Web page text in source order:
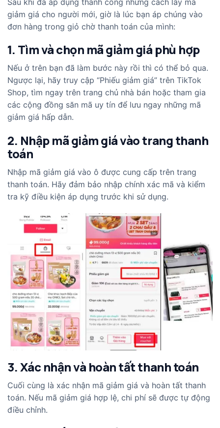
giảm giá cho người mới, giờ là lúc bạn áp chúng vào
đơn hàng trong giỏ chờ thanh toán của mình:
1. Tìm và chọn mã giảm giá phù hợp
Nếu ở trên bạn đã làm bước này rồi thì có thể bỏ qua.
Ngược lại, hãy truy cập “Phiếu giảm giá” trên TikTok
Shop, tìm ngay trên trang chủ nhà bán hoặc tham gia
các cộng đồng săn mã uy tín để lưu ngay những mã
giảm giá hấp dẫn.
2. Nhập mã giảm giá vào trang thanh
toán
Nhập mã giảm giá vào ô được cung cấp trên trang
thanh toán. Hãy đảm bảo nhập chính xác mã và kiểm
tra kỹ điều kiện áp dụng trước khi sử dụng.
3. Xác nhận và hoàn tất thanh toán
Cuối cùng là xác nhận mã giảm giá và hoàn tất thanh
toán. Nếu mã giảm giá hợp lệ, chi phí sẽ được tự động
điều chỉnh.